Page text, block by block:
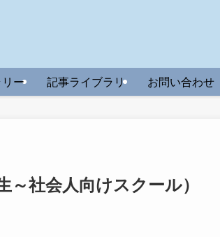
ー 記事ライブラリ お問い合わせ
社会人向けスクール）